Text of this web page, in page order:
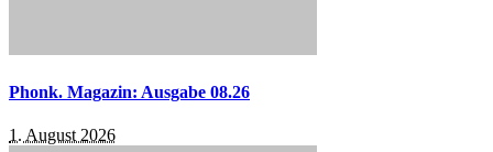
Phonk. Magazin: Ausgabe 08.26
1. August 2026